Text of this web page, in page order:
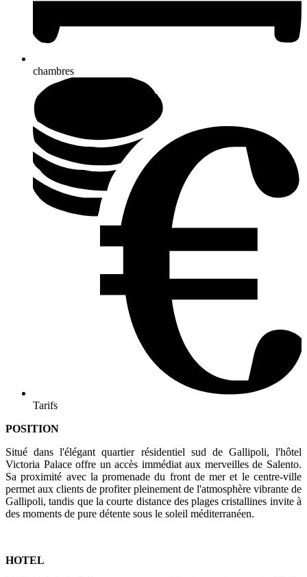
chambres
Tarifs
POSITION
Situé dans l'élégant quartier résidentiel sud de Gallipoli, l'hôtel
Victoria Palace offre un accès immédiat aux merveilles de Salento.
Sa proximité avec la promenade du front de mer et le centre-ville
permet aux clients de profiter pleinement de l'atmosphère vibrante de
Gallipoli, tandis que la courte distance des plages cristallines invite à
des moments de pure détente sous le soleil méditerranéen.
HOTEL